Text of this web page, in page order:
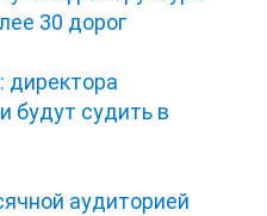
30 дорог
директора
будут судить в
аудиторией